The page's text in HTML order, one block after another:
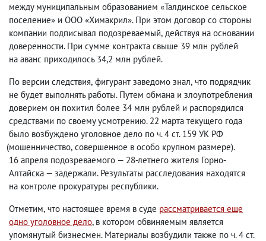
между муниципальным образованием «Талдинское сельское
поселение» и ООО «Химакрил». При этом договор со стороны
компании подписывал подозреваемый, действуя на основании
доверенности. При сумме контракта свыше 39 млн рублей
на аванс приходилось 34,2 млн рублей.
По версии следствия, фигурант заведомо знал, что подрядчик
не будет выполнять работы. Путем обмана и злоупотребления
доверием он похитил более 34 млн рублей и распорядился
средствами по своему усмотрению. 22 марта текущего года
было возбуждено уголовное дело по ч. 4 ст. 159 УК РФ
(мошенничество, совершенное в особо крупном размере).
16 апреля подозреваемого — 28-летнего жителя Горно-
Алтайска — задержали. Результаты расследования находятся
на контроле прокуратуры республики.
Отметим, что настоящее время в суде рассматривается еще
одно уголовное дело, в котором обвиняемым является
упомянутый бизнесмен. Материалы возбудили также по ч. 4 ст.